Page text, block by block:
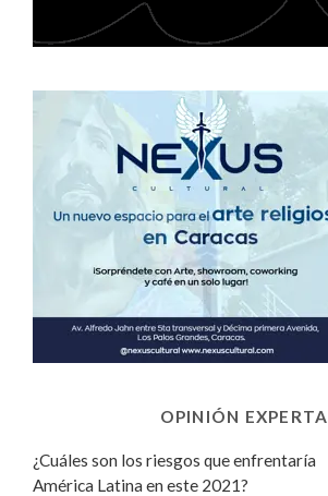
OPINIÓN EXPERTA
¿Cuáles son los riesgos que enfrentaría
América Latina en este 2021?